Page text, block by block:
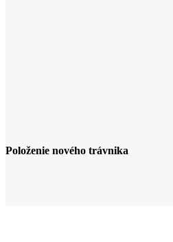
Položenie nového trávnika